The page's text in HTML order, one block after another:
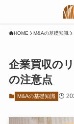
HOME M&Aの基礎知識
企業買収の
の注意点
M&Aの基礎知識